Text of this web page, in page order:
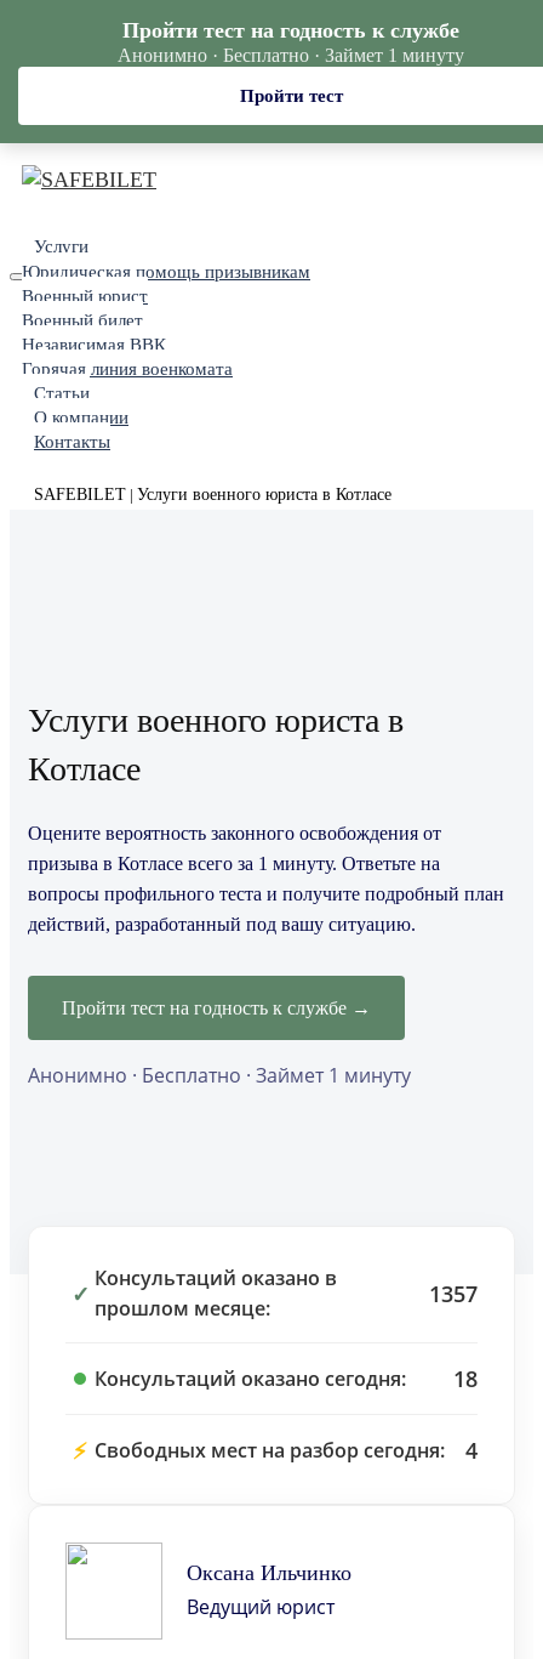
Услуги
Юридическая помощь призывникам
Военный юрист
Военный билет
Независимая ВВК
Горячая линия военкомата
Статьи
О компании
Контакты
SAFEBILET Услуги военного юриста в Котласе
Услуги военного юриста в
Котласе
Оцените вероятность законного освобождения от
призыва в Котласе всего за 1 минуту. Ответьте на
вопросы профильного теста и получите подробный план
действий, разработанный под вашу ситуацию.
Пройти тест на годность к службе →
Анонимно · Бесплатно · Займет 1 минуту
✓
Консультаций оказано в
прошлом месяце:
1357
Консультаций оказано сегодня: 18
⚡ Свободных мест на разбор сегодня: 4
Оксана Ильчинко
Ведущий юрист
Пройти тест на годность к службе
Анонимно · Бесплатно · Займет 1 минуту
Пройти тест